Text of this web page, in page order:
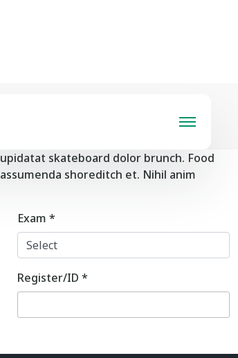
জনাব, ড. মোহাম্মদ শহীদ হোসেন চৌধুরী।
সহকারী প্রধান শিক্ষক জনাব, বানী
শ্রদ্ধা ও ভালবাসা আফুরন্ত।
skateboard dolor brunch. Food
shoreditch et. Nihil anim
Exam *
Register/ID *